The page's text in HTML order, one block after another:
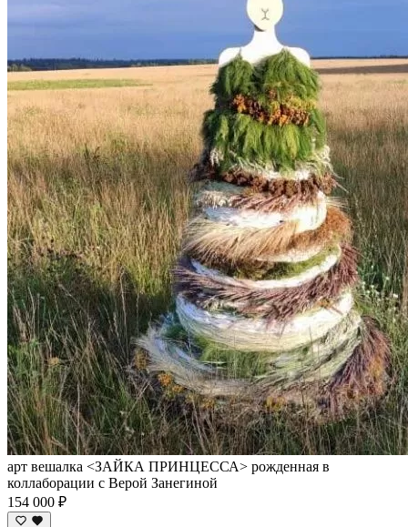
арт вешалка <ЗАЙКА ПРИНЦЕССА> рожденная в
коллаборации с Верой Занегиной
154 000 ₽